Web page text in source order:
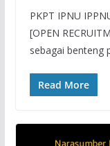
PKPT IPNU
[OPEN
sebagai benteng
Read More